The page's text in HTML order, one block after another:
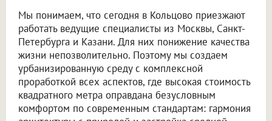
Мы понимаем, что сегодня в Кольцово приезжают
работать ведущие специалисты из Москвы, Санкт-
Петербурга и Казани. Для них понижение качества
жизни непозволительно. Поэтому мы создаем
урбанизированную среду с комплексной
проработкой всех аспектов, где высокая стоимость
квадратного метра оправдана безусловным
комфортом по современным стандартам: гармония